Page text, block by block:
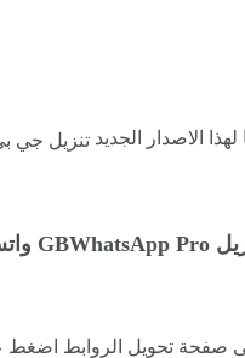
الاصدار الجديدتنزيل جي
صفحة تحويل الروابط